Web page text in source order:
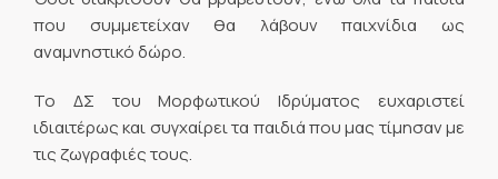
που συμμετείχαν θα λάβουν παιχνίδια ως
αναμνηστικό δώρο.
Το ΔΣ του Μορφωτικού Ιδρύματος ευχαριστεί
ιδιαιτέρως και συγχαίρει τα παιδιά που μας τίμησαν με
τις ζωγραφιές τους.